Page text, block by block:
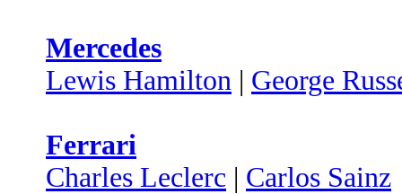
Mercedes
Lewis Hamilton | George
Ferrari
Charles Leclerc | Carlos Sainz